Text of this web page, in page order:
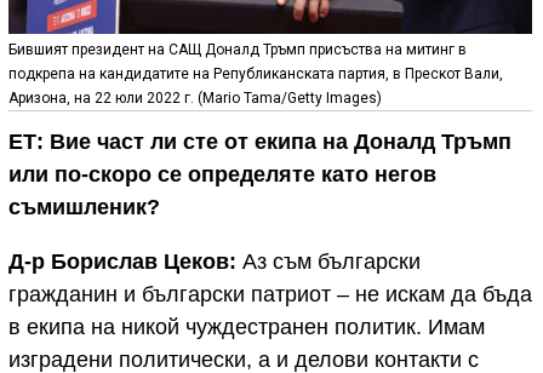
Бившият президент на САЩ Доналд Тръмп присъства на митинг в
подкрепа на кандидатите на Републиканската партия, в Прескот Вали,
Аризона, на 22 юли 2022 г. (Mario Tama/Getty Images)
ЕТ: Вие част ли сте от екипа на Доналд Тръмп
или по-скоро се определяте като негов
съмишленик?
Д-р Борислав Цеков: Аз съм български
гражданин и български патриот – не искам да бъда
в екипа на никой чуждестранен политик. Имам
изградени политически, а и делови контакти с